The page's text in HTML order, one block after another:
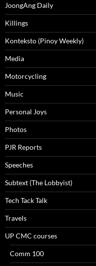
JoongAng Daily
Killings
Konteksto (Pinoy Weekly)
Media
Motorcycling
Music
Personal Joys
Photos
PJR Reports
Speeches
Subtext (The Lobbyist)
Tech Tack Talk
Travels
UP CMC courses
Comm 100